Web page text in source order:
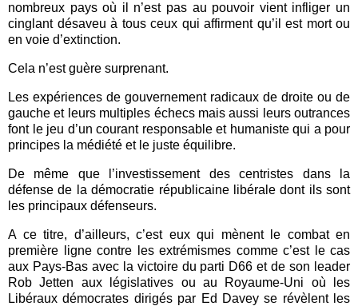
nombreux pays où il n’est pas au pouvoir vient infliger un
cinglant désaveu à tous ceux qui affirment qu’il est mort ou
en voie d’extinction.
Cela n’est guère surprenant.
Les expériences de gouvernement radicaux de droite ou de
gauche et leurs multiples échecs mais aussi leurs outrances
font le jeu d’un courant responsable et humaniste qui a pour
principes la médiété et le juste équilibre.
De même que l’investissement des centristes dans la
défense de la démocratie républicaine libérale dont ils sont
les principaux défenseurs.
A ce titre, d’ailleurs, c’est eux qui mènent le combat en
première ligne contre les extrémismes comme c’est le cas
aux Pays-Bas avec la victoire du parti D66 et de son leader
Rob Jetten aux législatives ou au Royaume-Uni où les
Libéraux démocrates dirigés par Ed Davey se révèlent les